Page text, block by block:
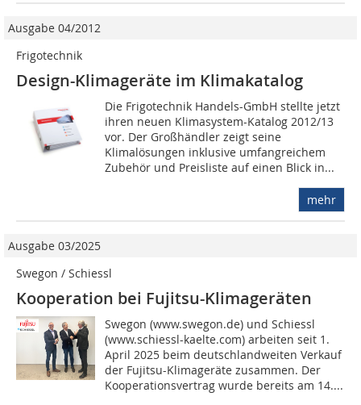
Ausgabe 04/2012
Frigotechnik
Design-Klimageräte im Klimakatalog
Die Frigotechnik Handels-GmbH stellte jetzt
ihren neuen Klimasystem-Katalog 2012/13
vor. Der Großhändler zeigt seine
Klimalösungen inklusive umfangreichem
Zubehör und Preisliste auf einen Blick in...
mehr
Ausgabe 03/2025
Swegon / Schiessl
Kooperation bei Fujitsu-Klimageräten
Swegon (www.swegon.de) und Schiessl
(www.schiessl-kaelte.com) arbeiten seit 1.
April 2025 beim deutschlandweiten Verkauf
der Fujitsu-Klimageräte zusammen. Der
Kooperationsvertrag wurde bereits am 14....